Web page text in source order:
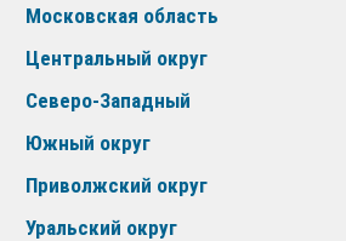
Московская область
Центральный округ
Северо-Западный
Южный округ
Приволжский округ
Уральский округ